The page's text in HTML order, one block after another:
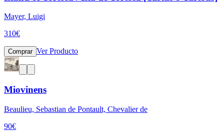
Mayer, Luigi
310€
Comprar Ver Producto
Miovinens
Beaulieu, Sebastian de Pontault, Chevalier de
90€